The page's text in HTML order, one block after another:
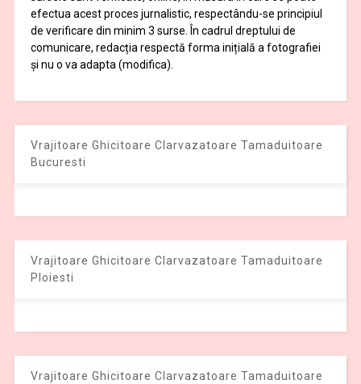
efectua acest proces jurnalistic, respectându-se principiul
de verificare din minim 3 surse. În cadrul dreptului de
comunicare, redacția respectă forma inițială a fotografiei
și nu o va adapta (modifica).
Vrajitoare Ghicitoare Clarvazatoare Tamaduitoare
Bucuresti
Vrajitoare Ghicitoare Clarvazatoare Tamaduitoare
Ploiesti
Vrajitoare Ghicitoare Clarvazatoare Tamaduitoare